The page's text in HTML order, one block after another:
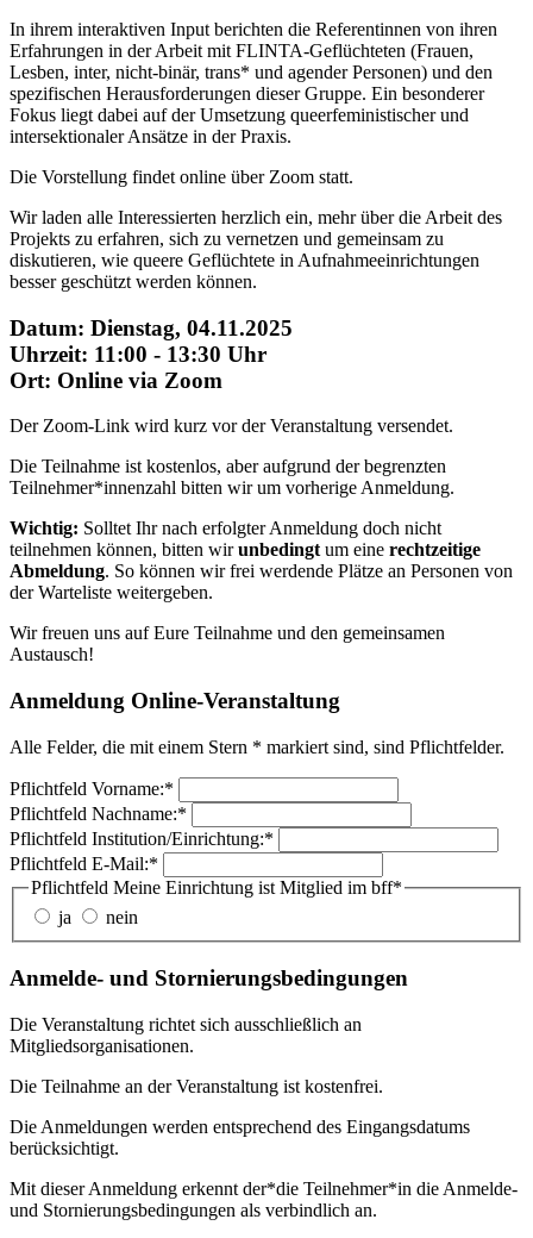
In ihrem interaktiven Input berichten die Referentinnen von ihren
Erfahrungen in der Arbeit mit FLINTA-Geflüchteten (Frauen,
Lesben, inter, nicht-binär, trans* und agender Personen) und den
spezifischen Herausforderungen dieser Gruppe. Ein besonderer
Fokus liegt dabei auf der Umsetzung queerfeministischer und
intersektionaler Ansätze in der Praxis.
Die Vorstellung findet online über Zoom statt.
Wir laden alle Interessierten herzlich ein, mehr über die Arbeit des
Projekts zu erfahren, sich zu vernetzen und gemeinsam zu
diskutieren, wie queere Geflüchtete in Aufnahmeeinrichtungen
besser geschützt werden können.
Datum: Dienstag, 04.11.2025
Uhrzeit: 11:00 - 13:30 Uhr
Ort: Online via Zoom
Der Zoom-Link wird kurz vor der Veranstaltung versendet.
Die Teilnahme ist kostenlos, aber aufgrund der begrenzten
Teilnehmer*innenzahl bitten wir um vorherige Anmeldung.
Wichtig: Solltet Ihr nach erfolgter Anmeldung doch nicht
teilnehmen können, bitten wirunbedingt um eine rechtzeitige
Abmeldung. So können wir frei werdende Plätze an Personen von
der Warteliste weitergeben.
Wir freuen uns auf Eure Teilnahme und den gemeinsamen
Austausch!
Anmeldung Online-Veranstaltung
Alle Felder, die mit einem Stern * markiert sind, sind Pflichtfelder.
Pflichtfeld Vorname:*
Pflichtfeld Nachname:*
Pflichtfeld Institution/Einrichtung:*
Pflichtfeld E-Mail:*
Pflichtfeld Meine Einrichtung ist Mitglied im bff*
ja
nein
Anmelde- und Stornierungsbedingungen
Die Veranstaltung richtet sich ausschließlich an
Mitgliedsorganisationen.
Die Teilnahme an der Veranstaltung ist kostenfrei.
Die Anmeldungen werden entsprechend des Eingangsdatums
berücksichtigt.
Mit dieser Anmeldung erkennt der*die Teilnehmer*in die Anmelde-
und Stornierungsbedingungen als verbindlich an.